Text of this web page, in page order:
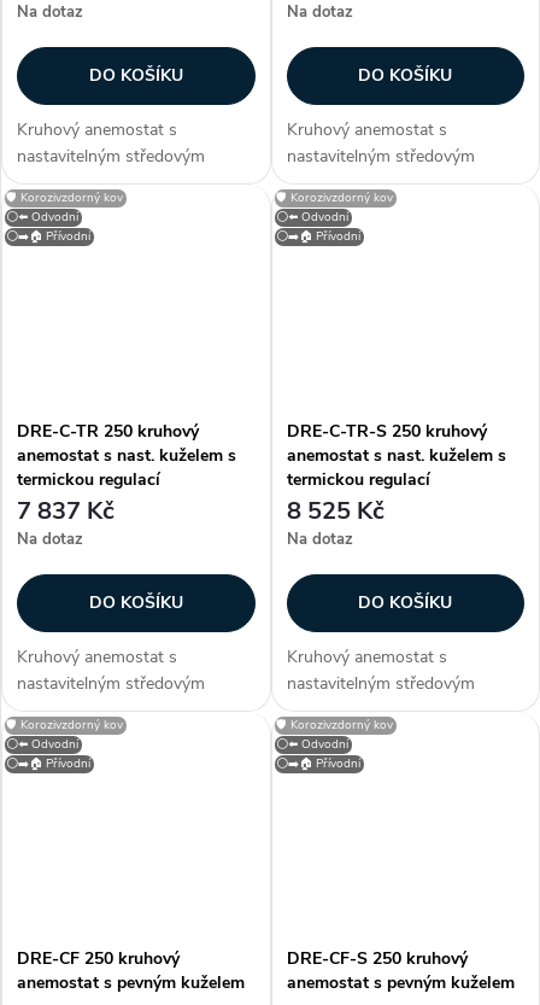
Na dotaz
DO KOŠÍKU
Kruhový anemostat s
nastavitelným středovým
kuželem. Anemostat lze dodat
také v provedení se čtvercovou
deskou určenou pro kazetové
Na dotaz
DO KOŠÍKU
Kruhový anemostat s
nastavitelným středovým
kuželem. Anemostat lze dodat
také v provedení se čtvercovou
deskou určenou pro kazetové
⚪⬅️ Odvodní
⚪➡️🏠 Přívodní
🛡️ Korozivzdorný kov
DRE-C-TR 250 kruhový
anemostat s nast. kuželem s
termickou regulací
7 837 Kč
Na dotaz
DO KOŠÍKU
Kruhový anemostat s
nastavitelným středovým
kuželem. Anemostat lze dodat
také v provedení se čtvercovou
deskou určenou pro kazetové
⚪⬅️ Odvodní
⚪➡️🏠 Přívodní
🛡️ Korozivzdorný kov
DRE-C-TR-S 250 kruhový
anemostat s nast. kuželem s
termickou regulací
8 525 Kč
Na dotaz
DO KOŠÍKU
Kruhový anemostat s
nastavitelným středovým
kuželem. Anemostat lze dodat
také v provedení se čtvercovou
deskou určenou pro kazetové
⚪⬅️ Odvodní
⚪➡️🏠 Přívodní
🛡️ Korozivzdorný kov
DRE-CF 250 kruhový
anemostat s pevným kuželem
⚪⬅️ Odvodní
⚪➡️🏠 Přívodní
🛡️ Korozivzdorný kov
DRE-CF-S 250 kruhový
anemostat s pevným kuželem